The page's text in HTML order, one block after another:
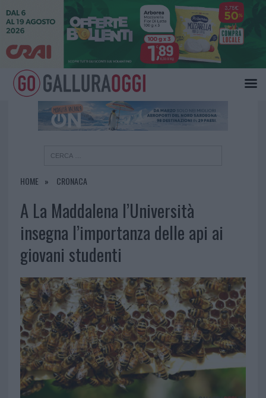
HOME CRONACA
A La Maddalena l’Università
insegna l’importanza delle api ai
giovani studenti
×